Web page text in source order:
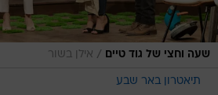
שעה וחצי של גוד טיים / אילן בשור
תיאטרון באר שבע